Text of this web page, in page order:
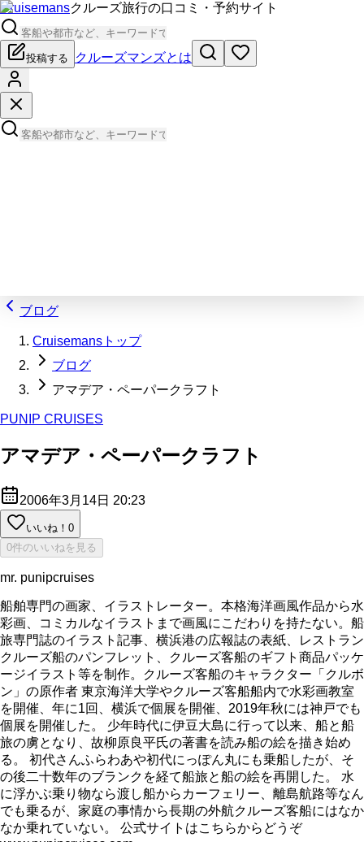
Cruisemansクルーズ旅行の口コミ・予約サイト
投稿する クルーズマンズとは
ブログ
Cruisemansトップ
ブログ
アマデア・ペーパークラフト
PUNIP CRUISES
アマデア・ペーパークラフト
2006年3月14日 20:23
いいね！ 0
0件のいいねを見る
mr. punipcruises
船舶専門の画家、イラストレーター。本格海洋画風作品から水
彩画、コミカルなイラストまで画風にこだわりを持たない。船
旅専門誌のイラスト記事、横浜港の広報誌の表紙、レストラン
クルーズ船のパンフレット、クルーズ客船のギフト商品パッケ
ージイラスト等を制作。クルーズ客船のキャラクター「クルボ
ン」の原作者 東京海洋大学やクルーズ客船船内で水彩画教室
を開催、年に1回、横浜で個展を開催、2019年秋には神戸でも
個展を開催した。 少年時代に伊豆大島に行って以来、船と船
旅の虜となり、故柳原良平氏の著書を読み船の絵を描き始め
る。 初代さんふらわあや初代にっぽん丸にも乗船したが、そ
の後二十数年のブランクを経て船旅と船の絵を再開した。 水
に浮かぶ乗り物なら渡し船からカーフェリー、離島航路等なん
でも乗るが、家庭の事情から長期の外航クルーズ客船にはなか
なか乗れていない。 公式サイトはこちらからどうぞ